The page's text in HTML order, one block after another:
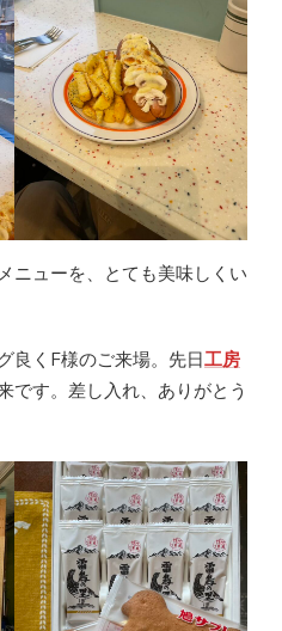
ニューを、とても美味しくい
良くF様のご来場。先日工房
です。差し入れ、ありがとう